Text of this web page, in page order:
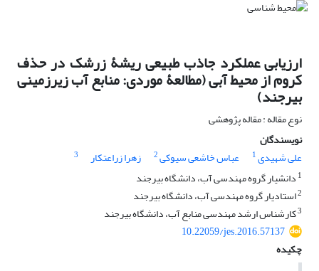
ارزیابی عملکرد جاذب طبیعی ریشۀ زرشک در حذف
کروم از محیط آبی (مطالعۀ موردی: منابع آب زیرزمینی
بیرجند)
نوع مقاله : مقاله پژوهشی
نویسندگان
علی شهیدی1 عباس خاشعی سیوکی2 زهرا زراعتکار
3
1 دانشیار گروه مهندسی آب، دانشگاه بیرجند
2استادیار گروه مهندسی آب، دانشگاه بیرجند
3کارشناس ارشد مهندسی منابع آب، دانشگاه بیرجند
10.22059/jes.2016.57137
چکیده